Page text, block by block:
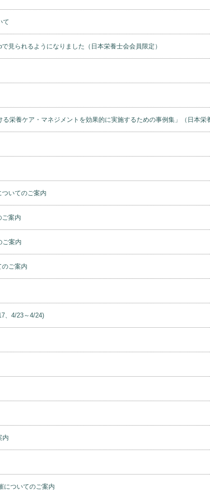
て
見られるようになりました（日本栄養士会会員限定）
栄養ケア・マネジメントを効果的に実施するための事例集」（日本栄
ついてのご案内
ご案内
ご案内
のご案内
、4/23～4/24)
内
についてのご案内